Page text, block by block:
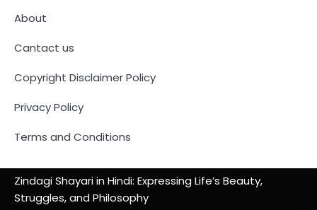
About
Cantact us
Copyright Disclaimer Policy
Privacy Policy
Terms and Conditions
Zindagi Shayari in Hindi: Expressing Life’s Beauty,
Struggles, and Philosophy